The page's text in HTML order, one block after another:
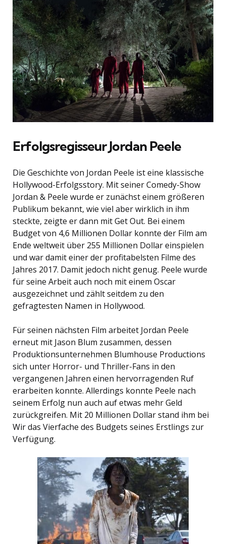
Erfolgsregisseur Jordan Peele
Die Geschichte von Jordan Peele ist eine klassische
Hollywood-Erfolgsstory. Mit seiner Comedy-Show
Jordan & Peele wurde er zunächst einem größeren
Publikum bekannt, wie viel aber wirklich in ihm
steckte, zeigte er dann mit Get Out. Bei einem
Budget von 4,6 Millionen Dollar konnte der Film am
Ende weltweit über 255 Millionen Dollar einspielen
und war damit einer der profitabelsten Filme des
Jahres 2017. Damit jedoch nicht genug. Peele wurde
für seine Arbeit auch noch mit einem Oscar
ausgezeichnet und zählt seitdem zu den
gefragtesten Namen in Hollywood.
Für seinen nächsten Film arbeitet Jordan Peele
erneut mit Jason Blum zusammen, dessen
Produktionsunternehmen Blumhouse Productions
sich unter Horror- und Thriller-Fans in den
vergangenen Jahren einen hervorragenden Ruf
erarbeiten konnte. Allerdings konnte Peele nach
seinem Erfolg nun auch auf etwas mehr Geld
zurückgreifen. Mit 20 Millionen Dollar stand ihm bei
Wir das Vierfache des Budgets seines Erstlings zur
Verfügung.